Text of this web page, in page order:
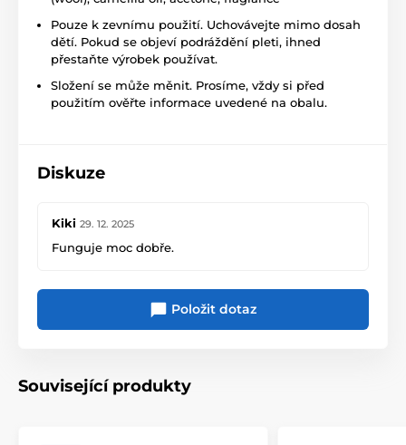
Pouze k zevnímu použití. Uchovávejte mimo dosah
dětí. Pokud se objeví podráždění pleti, ihned
přestaňte výrobek používat.
Složení se může měnit. Prosíme, vždy si před
použitím ověřte informace uvedené na obalu.
Diskuze
Kiki 29. 12. 2025
Funguje moc dobře.
Položit dotaz
Související produkty